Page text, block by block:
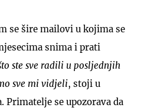
se šire mailovi u kojima se
snima i prati
ste sve radili u posljednjih
sve mi vidjeli, stoji u
se upozorava da